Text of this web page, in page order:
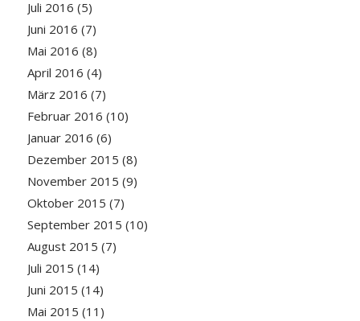
Juli 2016 (5)
Juni 2016 (7)
Mai 2016 (8)
April 2016 (4)
März 2016 (7)
Februar 2016 (10)
Januar 2016 (6)
Dezember 2015 (8)
November 2015 (9)
Oktober 2015 (7)
September 2015 (10)
August 2015 (7)
Juli 2015 (14)
Juni 2015 (14)
Mai 2015 (11)